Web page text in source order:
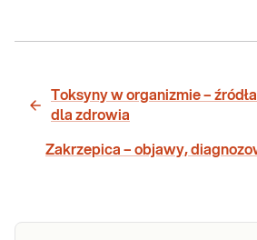
Toksyny w organizmie –
dla zdrowia
Zakrzepica – objawy,